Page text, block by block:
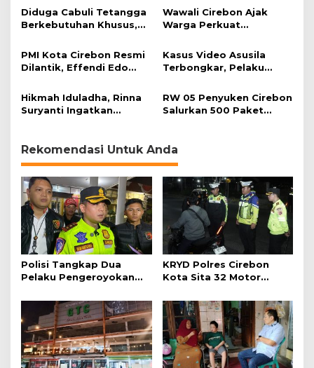
n
k
e
Diduga Cabuli Tetangga
Berkebutuhan Khusus,
Wawali Cirebon Ajak
Warga Perkuat
Momentum Harjad ke-
599
PMI Kota Cirebon Resmi
Dilantik, Effendi Edo
Bencana
Kasus Video Asusila
Terbongkar, Pelaku
Korban Baru
Hikmah Iduladha, Rinna
Suryanti Ingatkan
RW 05 Penyuken Cirebon
Salurkan 500 Paket
Rekomendasi Untuk Anda
Polisi Tangkap Dua
Pelaku Pengeroyokan
KRYD Polres Cirebon
Kota Sita 32 Motor